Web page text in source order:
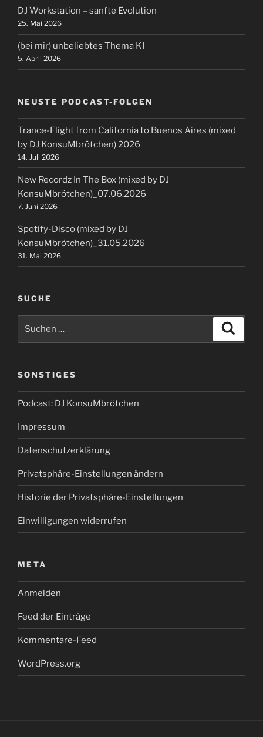
DJ Workstation – sanfte Evolution
25. Mai 2026
(bei mir) unbeliebtes Thema KI
5. April 2026
NEUSTE PODCAST-FOLGEN
Trance-Flight from California to Buenos Aires (mixed
by DJ KonsuMbrötchen) 2026
14. Juli 2026
New Recordz In The Box (mixed by DJ
KonsuMbrötchen)_07.06.2026
7. Juni 2026
Spotify-Disco (mixed by DJ
KonsuMbrötchen)_31.05.2026
31. Mai 2026
SUCHE
SONSTIGES
Podcast: DJ KonsuMbrötchen
Impressum
Datenschutzerklärung
Privatsphäre-Einstellungen ändern
Historie der Privatsphäre-Einstellungen
Einwilligungen widerrufen
META
Anmelden
Feed der Einträge
Kommentare-Feed
WordPress.org